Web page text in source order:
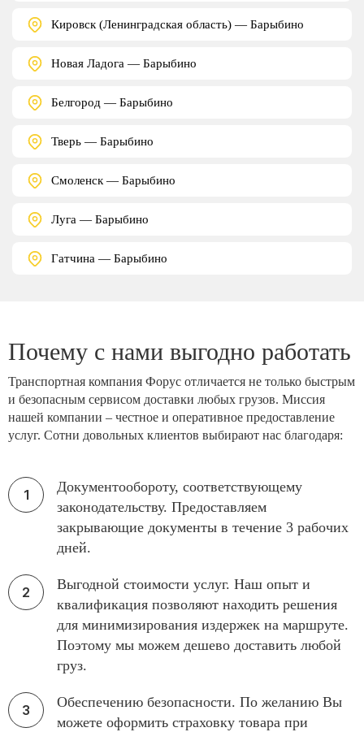
Кировск (Ленинградская область) — Барыбино
Новая Ладога — Барыбино
Белгород — Барыбино
Тверь — Барыбино
Смоленск — Барыбино
Луга — Барыбино
Гатчина — Барыбино
Почему с нами выгодно работать
Транспортная компания Форус отличается не только быстрым
и безопасным сервисом доставки любых грузов. Миссия
нашей компании – честное и оперативное предоставление
услуг. Сотни довольных клиентов выбирают нас благодаря:
Документообороту, соответствующему
законодательству. Предоставляем
закрывающие документы в течение 3 рабочих
дней.
Выгодной стоимости услуг. Наш опыт и
квалификация позволяют находить решения
для минимизирования издержек на маршруте.
Поэтому мы можем дешево доставить любой
груз.
Обеспечению безопасности. По желанию Вы
можете оформить страховку товара при